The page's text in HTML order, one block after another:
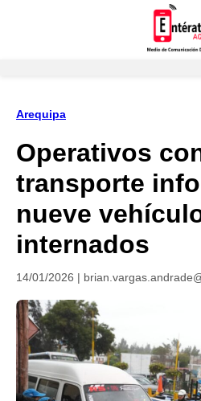
Arequipa
Operativos
transporte
nueve
internados
14/01/2026 |